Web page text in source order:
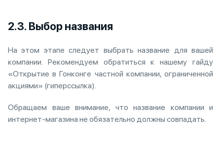
2.3. Выбор названия
На этом этапе следует выбрать название для вашей
компании. Рекомендуем обратиться к нашему гайду
«Открытие в Гонконге частной компании, ограниченной
акциями» (гиперссылка).
Обращаем ваше внимание, что название компании и
интернет-магазина не обязательно должны совпадать.